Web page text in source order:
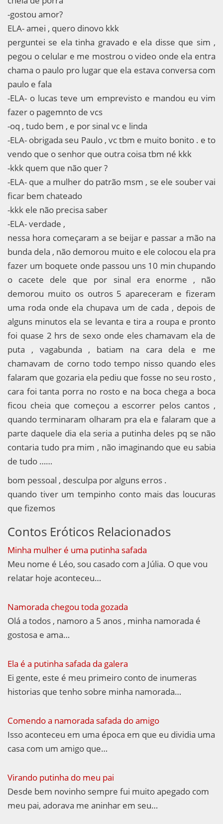
-gostou amor?
ELA- amei , quero dinovo kkk
perguntei se ela tinha gravado e ela disse que sim ,
pegou o celular e me mostrou o video onde ela entra
chama o paulo pro lugar que ela estava conversa com
paulo e fala
-ELA- o lucas teve um emprevisto e mandou eu vim
fazer o pagemnto de vcs
-oq , tudo bem , e por sinal vc e linda
-ELA- obrigada seu Paulo , vc tbm e muito bonito . e to
vendo que o senhor que outra coisa tbm né kkk
-kkk quem que não quer ?
-ELA- que a mulher do patrão msm , se ele souber vai
ficar bem chateado
-kkk ele não precisa saber
-ELA- verdade ,
nessa hora começaram a se beijar e passar a mão na
bunda dela , não demorou muito e ele colocou ela pra
fazer um boquete onde passou uns 10 min chupando
o cacete dele que por sinal era enorme , não
demorou muito os outros 5 apareceram e fizeram
uma roda onde ela chupava um de cada , depois de
alguns minutos ela se levanta e tira a roupa e pronto
foi quase 2 hrs de sexo onde eles chamavam ela de
puta , vagabunda , batiam na cara dela e me
chamavam de corno todo tempo nisso quando eles
falaram que gozaria ela pediu que fosse no seu rosto ,
cara foi tanta porra no rosto e na boca chega a boca
ficou cheia que começou a escorrer pelos cantos ,
quando terminaram olharam pra ela e falaram que a
parte daquele dia ela seria a putinha deles pq se não
contaria tudo pra mim , não imaginando que eu sabia
de tudo ……
bom pessoal , desculpa por alguns erros .
quando tiver um tempinho conto mais das loucuras
que fizemos
Contos Eróticos Relacionados
Minha mulher é uma putinha safada
Meu nome é Léo, sou casado com a Júlia. O que vou
relatar hoje aconteceu…
Namorada chegou toda gozada
Olá a todos , namoro a 5 anos , minha namorada é
gostosa e ama…
Ela é a putinha safada da galera
Ei gente, este é meu primeiro conto de inumeras
historias que tenho sobre minha namorada…
Comendo a namorada safada do amigo
Isso aconteceu em uma época em que eu dividia uma
casa com um amigo que…
Virando putinha do meu pai
Desde bem novinho sempre fui muito apegado com
meu pai, adorava me aninhar em seu…